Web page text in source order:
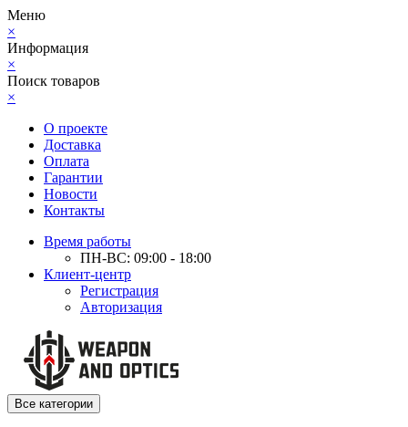
Меню
×
Информация
×
Поиск товаров
×
О проекте
Доставка
Оплата
Гарантии
Новости
Контакты
Время работы
ПН-ВС: 09:00 - 18:00
Клиент-центр
Регистрация
Авторизация
Все категории